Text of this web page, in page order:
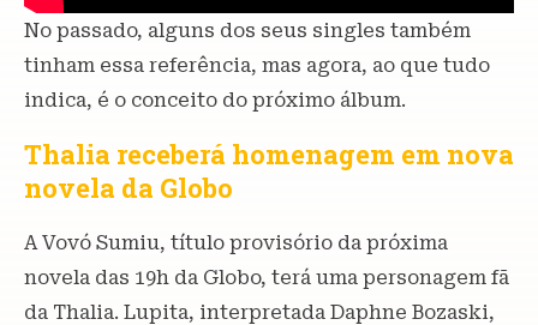
No passado, alguns dos seus singles também
tinham essa referência, mas agora, ao que tudo
indica, é o conceito do próximo álbum.
Thalia receberá homenagem em nova
novela da Globo
A Vovó Sumiu, título provisório da próxima
novela das 19h da Globo, terá uma personagem fã
da Thalia. Lupita, interpretada Daphne Bozaski,